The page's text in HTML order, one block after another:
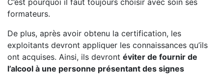
C’est pourquoi il faut toujours choisir avec soin ses
formateurs.
De plus, après avoir obtenu la certification, les
exploitants devront appliquer les connaissances qu’ils
ont acquises. Ainsi, ils devront éviter de fournir de
l’alcool à une personne présentant des signes